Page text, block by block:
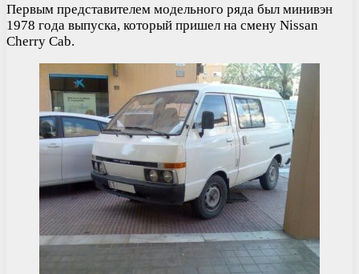
Первым представителем модельного ряда был минивэн
1978 года выпуска, который пришел на смену Nissan
Cherry Cab.